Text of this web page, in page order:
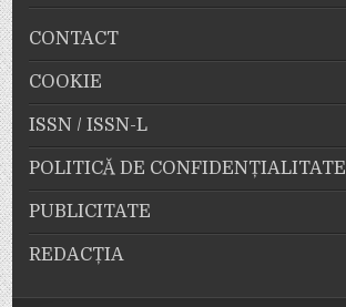
CONTACT
COOKIE
ISSN / ISSN-L
POLITICĂ DE CONFIDENȚIALITATE
PUBLICITATE
REDACȚIA